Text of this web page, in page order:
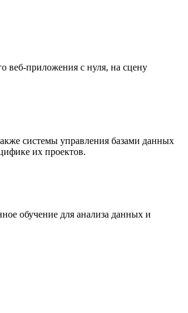
веб-приложения с нуля, на сцену
системы управления базами данных
их проектов.
обучение для анализа данных и